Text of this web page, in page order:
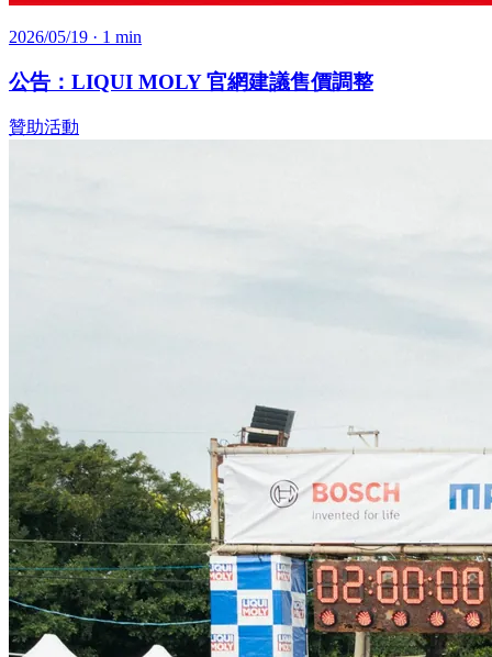
2026/05/19 · 1 min
公告：LIQUI MOLY 官網建議售價調整
贊助活動